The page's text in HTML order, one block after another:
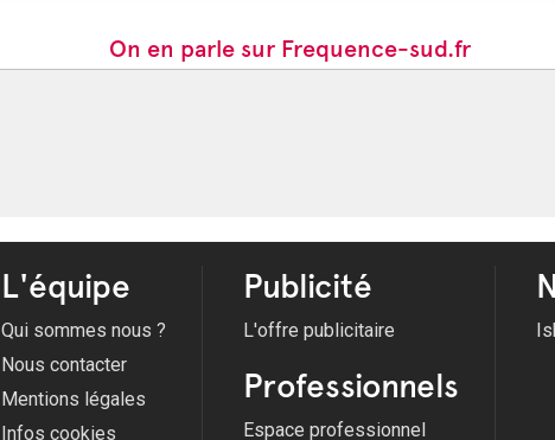
On en parle sur Frequence-sud.fr
L'équipe
Qui sommes nous ?
Nous contacter
Mentions légales
Infos cookies
Publicité
L'offre publicitaire
Professionnels
Espace professionnel